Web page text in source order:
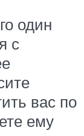
один
с
вас по
ему